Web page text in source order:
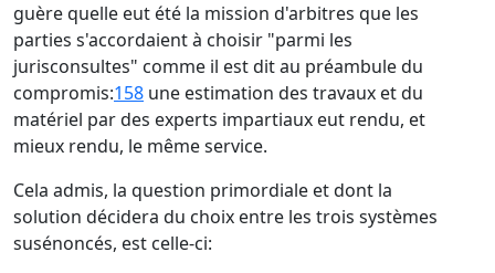
guère quelle eut été la mission d'arbitres que les
parties s'accordaient à choisir "parmi les
jurisconsultes" comme il est dit au préambule du
compromis:158 une estimation des travaux et du
matériel par des experts impartiaux eut rendu, et
mieux rendu, le même service.
Cela admis, la question primordiale et dont la
solution décidera du choix entre les trois systèmes
susénoncés, est celle-ci: